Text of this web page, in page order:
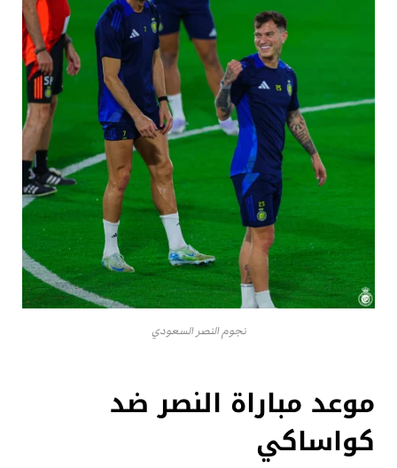
نجوم النصر السعودي
موعد مباراة النصر ضد
كواساكي